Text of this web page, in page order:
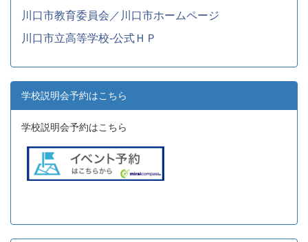
川口市教育委員会／川口市ホームページ
川口市立高等学校-公式ＨＰ
学校説明会予約はこちら
学校説明会予約はこちら